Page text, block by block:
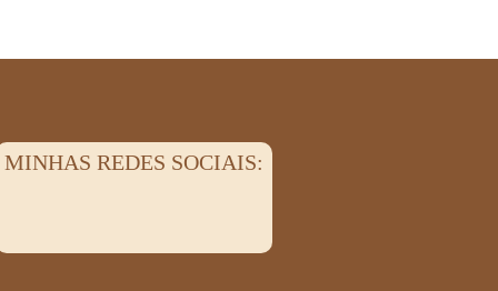
MINHAS REDES SOCIAIS: